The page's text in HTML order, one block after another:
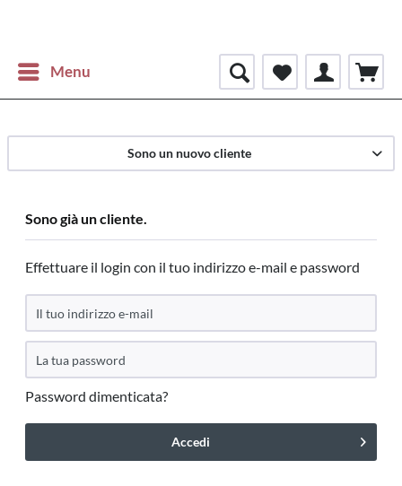
Menu
Sono un nuovo cliente
Sono già un cliente.
Effettuare il login con il tuo indirizzo e-mail e password
Password dimenticata?
Accedi